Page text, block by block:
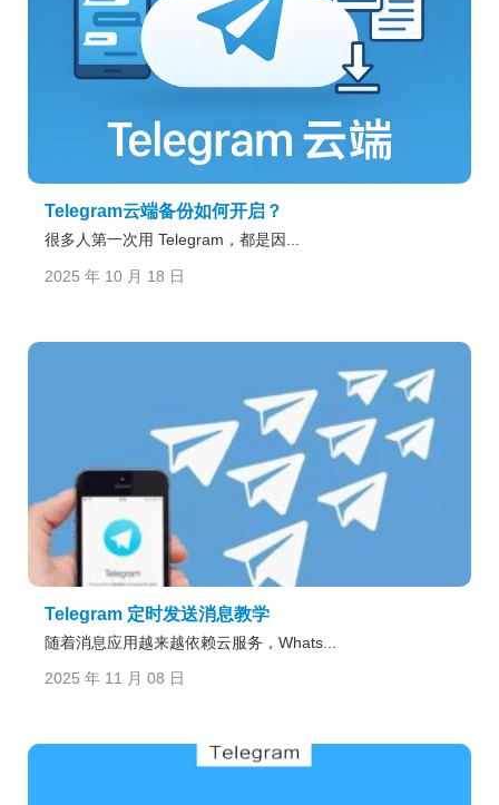
Telegram云端备份如何开启？
很多人第一次用 Telegram，都是因...
2025 年 10 月 18 日
Telegram 定时发送消息教学
随着消息应用越来越依赖云服务，Whats...
2025 年 11 月 08 日